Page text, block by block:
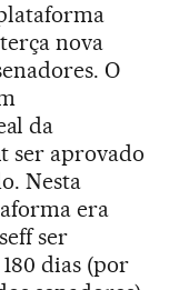
nova
O
da
ser aprovado
Nesta
era
ser
dias (por